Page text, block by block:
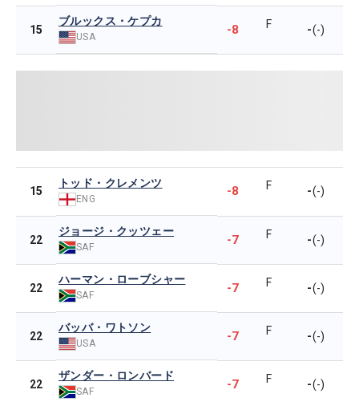
15
ブルックス・ケプカ
USA -8 F -(-)
15
トッド・クレメンツ
ENG
-8 F -(-)
22
ジョージ・クッツェー
SAF -7 F -(-)
22
ハーマン・ローブシャー
SAF -7 F -(-)
22
バッバ・ワトソン
USA -7 F -(-)
22
ザンダー・ロンバード
SAF -7 F -(-)